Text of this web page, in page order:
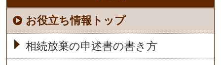
お役立ち情報トップ
相続放棄の申述書の書き方